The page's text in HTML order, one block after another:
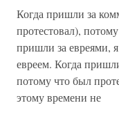
Когда пришли за
протестовал),
пришли за евреями,
евреем. Когда
потому что был
этому времени не